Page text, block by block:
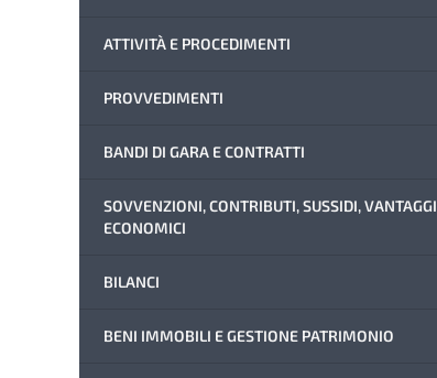
ATTIVITÀ E PROCEDIMENTI
PROVVEDIMENTI
BANDI DI GARA E CONTRATTI
SOVVENZIONI, CONTRIBUTI, SUSSIDI, VANTAGGI
ECONOMICI
BILANCI
BENI IMMOBILI E GESTIONE PATRIMONIO